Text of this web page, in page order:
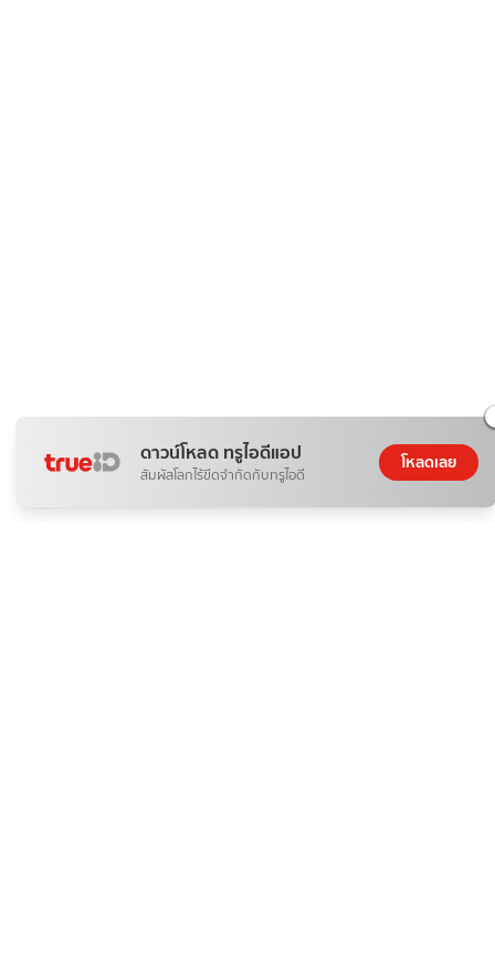
ดาวน์โหลด ทรูไอดีแอป
สัมผัสโลกไร้ขีดจำกัดกับทรูไอดี
โหลดเลย